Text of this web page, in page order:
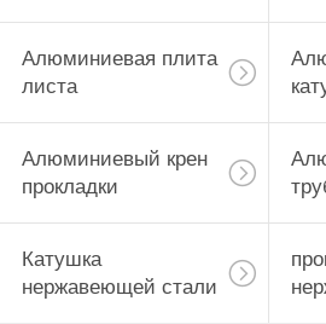
Алюминиевая плита
листа
Алюминиевый крен
прокладки
Катушка
нержавеющей стали